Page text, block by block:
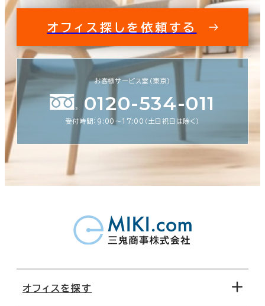
オフィス探しを依頼する
お客様サービス室（東京）
0120-534-011
受付時間：9:00〜17:00（土日祝日は除く）
オフィスを探す